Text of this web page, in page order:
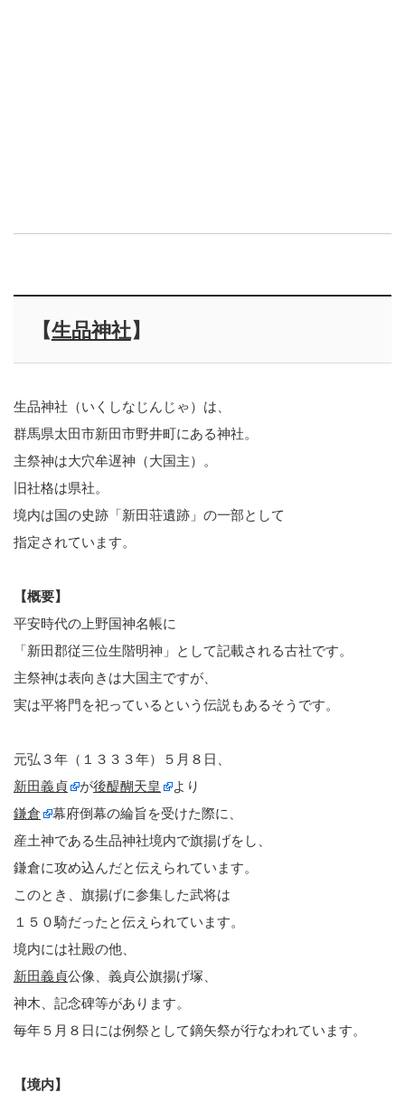
【生品神社】
生品神社（いくしなじんじゃ）は、
群馬県太田市新田市野井町にある神社。
主祭神は大穴牟遅神（大国主）。
旧社格は県社。
境内は国の史跡「新田荘遺跡」の一部として
指定されています。
【概要】
平安時代の上野国神名帳に
「新田郡従三位生階明神」として記載される古社です。
主祭神は表向きは大国主ですが、
実は平将門を祀っているという伝説もあるそうです。
元弘３年（１３３３年）５月８日、
新田義貞
が後醍醐天皇
より
鎌倉
幕府倒幕の綸旨を受けた際に、
産土神である生品神社境内で旗揚げをし、
鎌倉に攻め込んだと伝えられています。
このとき、旗揚げに参集した武将は
１５０騎だったと伝えられています。
境内には社殿の他、
新田義貞公像、義貞公旗揚げ塚、
神木、記念碑等があります。
毎年５月８日には例祭として鏑矢祭が行なわれています。
【境内】